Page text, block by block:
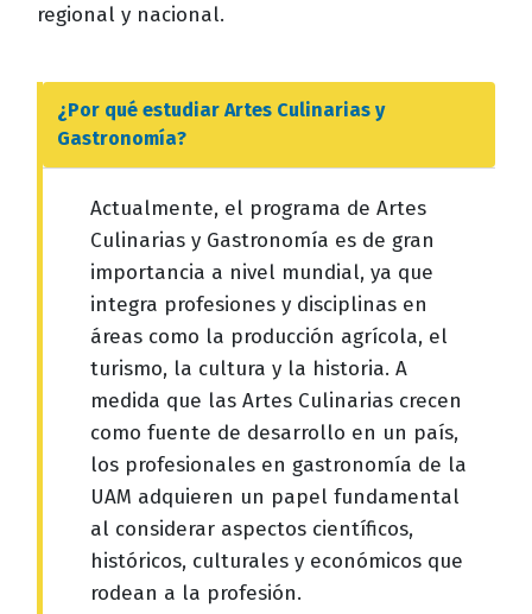
regional y nacional.
¿Por qué estudiarArtes Culinarias y
Gastronomía?
Actualmente, el programa de Artes
Culinarias y Gastronomía es de gran
importancia a nivel mundial, ya que
integra profesiones y disciplinas en
áreas como la producción agrícola, el
turismo, la cultura y la historia. A
medida que las Artes Culinarias crecen
como fuente de desarrollo en un país,
los profesionales en gastronomía de la
UAM adquieren un papel fundamental
al considerar aspectos científicos,
históricos, culturales y económicos que
rodean a la profesión.